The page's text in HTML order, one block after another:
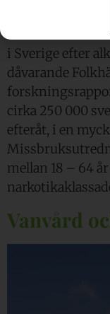
Beroende av
läkemedel är
i Sverige efter
dåvarande
cirka 250 000
efteråt, i en
mellan 18 – 64
Vanvård